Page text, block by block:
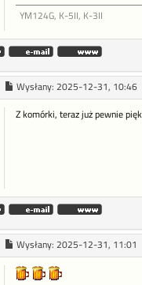
YM124G, K-5II, K-3II
Wysłany: 2025-12-31, 10:46
Z komórki, teraz już pewnie
Wysłany: 2025-12-31, 11:01